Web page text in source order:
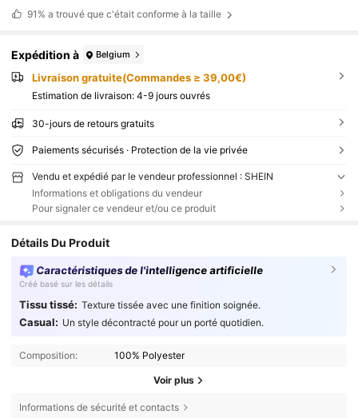
91% a trouvé que c'était conforme à la taille
Expédition à Belgium
Livraison gratuite(Commandes ≥ 39,00€)
Estimation de livraison: 4-9 jours ouvrés
30-jours de retours gratuits
Paiements sécurisés · Protection de la vie privée
Vendu et expédié par le vendeur professionnel : SHEIN
Informations et obligations du vendeur
Pour signaler ce vendeur et/ou ce produit
Détails Du Produit
Caractéristiques de l'intelligence artificielle
Créé basé sur les détails
Tissu tissé: Texture tissée avec une finition soignée.
Casual: Un style décontracté pour un porté quotidien.
Composition: 100% Polyester
Voir plus
Informations de sécurité et contacts